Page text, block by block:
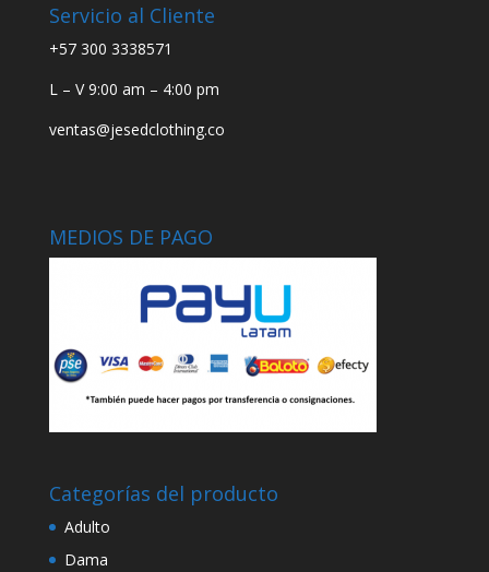
Servicio al Cliente
+57 300 3338571
L – V 9:00 am – 4:00 pm
ventas@jesedclothing.co
MEDIOS DE PAGO
Categorías del producto
Adulto
Dama